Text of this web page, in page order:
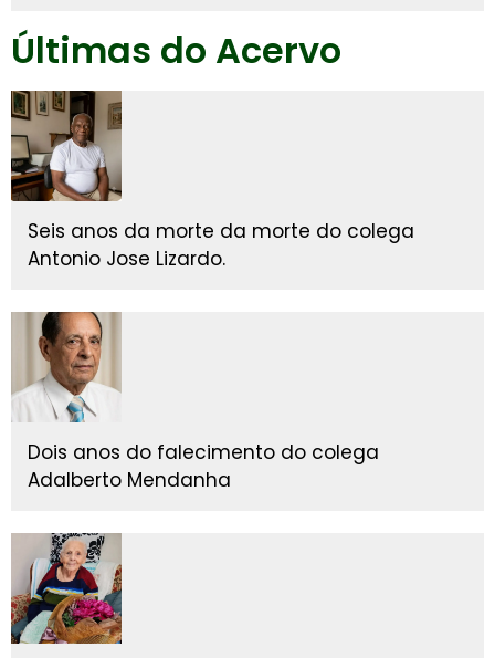
Últimas do Acervo
Seis anos da morte da morte do colega
Antonio Jose Lizardo.
Dois anos do falecimento do colega
Adalberto Mendanha